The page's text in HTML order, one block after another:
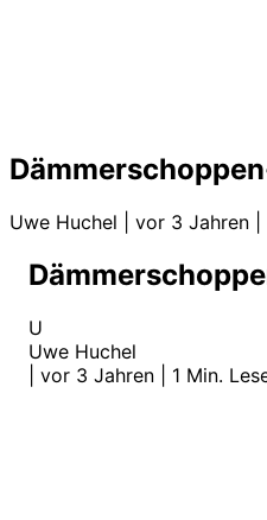
Uwe Huchel vor 3 Jahren
U
Uwe Huchel
vor 3 Jahren 1 Min.